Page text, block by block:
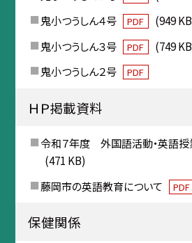
鬼小つうしん４号
PDF
(949
鬼小つうしん３号
PDF
(749
鬼小つうしん２号
PDF
ＨＰ掲載資料
令和７年度 外国語活動・英語授
(471 KB)
藤岡市の英語教育について
PDF
保健関係